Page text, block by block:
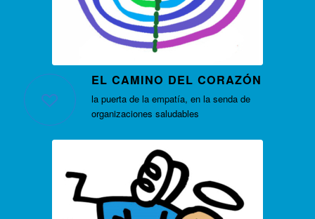
EL CAMINO DEL CORAZÓN
la puerta de la empatía, en la senda de
organizaciones saludables